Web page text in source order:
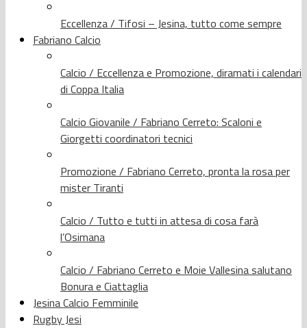
Eccellenza / Tifosi – Jesina, tutto come sempre
Fabriano Calcio
Calcio / Eccellenza e Promozione, diramati i calendari
di Coppa Italia
Calcio Giovanile / Fabriano Cerreto: Scaloni e
Giorgetti coordinatori tecnici
Promozione / Fabriano Cerreto, pronta la rosa per
mister Tiranti
Calcio / Tutto e tutti in attesa di cosa farà
l’Osimana
Calcio / Fabriano Cerreto e Moie Vallesina salutano
Bonura e Ciattaglia
Jesina Calcio Femminile
Rugby Jesi